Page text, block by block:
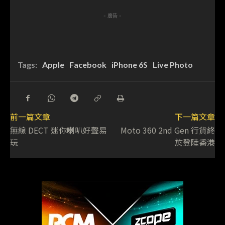
- 廣告 -
Tags: Apple Facebook iPhone 6S Live Photo
前一篇文章
無線 DECT 迷你喇叭好聲易
玩
下一篇文章
Moto 360 2nd Gen 行貨終
於登陸香港